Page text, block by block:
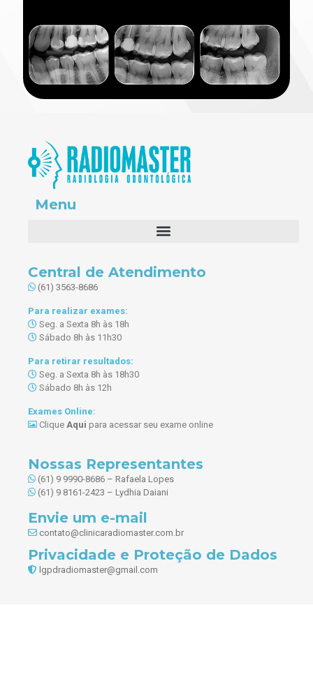
Menu
Central de Atendimento
(61) 3563-8686
Para realizar exames:
Seg. a Sexta 8h às 18h
Sábado 8h às 11h30
Para retirar resultados:
Seg. a Sexta 8h às 18h30
Sábado 8h às 12h
Exames Online:
Clique Aqui para acessar seu exame online
Nossas Representantes
(61) 9 9990-8686 – Rafaela Lopes
(61) 9 8161-2423 – Lydhia Daiani
Envie um e-mail
contato@clinicaradiomaster.com.br
Privacidade e Proteção de Dados
lgpdradiomaster@gmail.com